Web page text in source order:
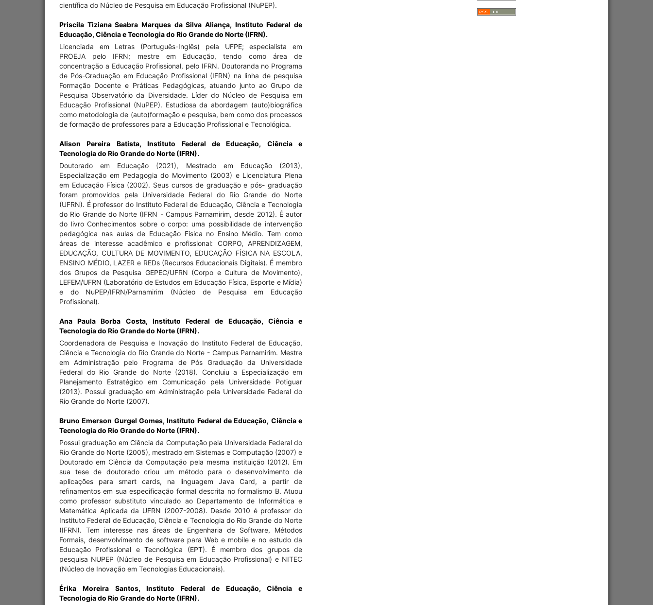
científica do Núcleo de Pesquisa em Educação Profissional (NuPEP).
Priscila Tiziana Seabra Marques da Silva Aliança, Instituto Federal de
Educação, Ciência e Tecnologia do Rio Grande do Norte (IFRN).
Licenciada em Letras (Português-Inglês) pela UFPE; especialista em
PROEJA pelo IFRN; mestre em Educação, tendo como área de
concentração a Educação Profissional, pelo IFRN. Doutoranda no Programa
de Pós-Graduação em Educação Profissional (IFRN) na linha de pesquisa
Formação Docente e Práticas Pedagógicas, atuando junto ao Grupo de
Pesquisa Observatório da Diversidade. Líder do Núcleo de Pesquisa em
Educação Profissional (NuPEP). Estudiosa da abordagem (auto)biográfica
como metodologia de (auto)formação e pesquisa, bem como dos processos
de formação de professores para a Educação Profissional e Tecnológica.
Alison Pereira Batista,Instituto Federal de Educação, Ciência e
Tecnologia do Rio Grande do Norte (IFRN).
Doutorado em Educação (2021), Mestrado em Educação (2013),
Especialização em Pedagogia do Movimento (2003) e Licenciatura Plena
em Educação Física (2002). Seus cursos de graduação e pós- graduação
foram promovidos pela Universidade Federal do Rio Grande do Norte
(UFRN). É professor do Instituto Federal de Educação, Ciência e Tecnologia
do Rio Grande do Norte (IFRN - Campus Parnamirim, desde 2012). É autor
do livro Conhecimentos sobre o corpo: uma possibilidade de intervenção
pedagógica nas aulas de Educação Física no Ensino Médio. Tem como
áreas de interesse acadêmico e profissional: CORPO, APRENDIZAGEM,
EDUCAÇÃO, CULTURA DE MOVIMENTO, EDUCAÇÃO FÍSICA NA ESCOLA,
ENSINO MÉDIO, LAZER e REDs (Recursos Educacionais Digitais). É membro
dos Grupos de Pesquisa GEPEC/UFRN (Corpo e Cultura de Movimento),
LEFEM/UFRN (Laboratório de Estudos em Educação Física, Esporte e Mídia)
e do NuPEP/IFRN/Parnamirim (Núcleo de Pesquisa em Educação
Profissional).
Ana Paula Borba Costa, Instituto Federal de Educação, Ciência e
Tecnologia do Rio Grande do Norte (IFRN).
Coordenadora de Pesquisa e Inovação do Instituto Federal de Educação,
Ciência e Tecnologia do Rio Grande do Norte - Campus Parnamirim. Mestre
em Administração pelo Programa de Pós Graduação da Universidade
Federal do Rio Grande do Norte (2018). Concluiu a Especialização em
Planejamento Estratégico em Comunicação pela Universidade Potiguar
(2013). Possui graduação em Administração pela Universidade Federal do
Rio Grande do Norte (2007).
Bruno Emerson Gurgel Gomes,Instituto Federal de Educação, Ciência e
Tecnologia do Rio Grande do Norte (IFRN).
Possui graduação em Ciência da Computação pela Universidade Federal do
Rio Grande do Norte (2005), mestrado em Sistemas e Computação (2007) e
Doutorado em Ciência da Computação pela mesma instituição (2012). Em
sua tese de doutorado criou um método para o desenvolvimento de
aplicações para smart cards, na linguagem Java Card, a partir de
refinamentos em sua especificação formal descrita no formalismo B. Atuou
como professor substituto vinculado ao Departamento de Informática e
Matemática Aplicada da UFRN (2007-2008). Desde 2010 é professor do
Instituto Federal de Educação, Ciência e Tecnologia do Rio Grande do Norte
(IFRN). Tem interesse nas áreas de Engenharia de Software, Métodos
Formais, desenvolvimento de software para Web e mobile e no estudo da
Educação Profissional e Tecnológica (EPT). É membro dos grupos de
pesquisa NUPEP (Núcleo de Pesquisa em Educação Profissional) e NITEC
(Núcleo de Inovação em Tecnologias Educacionais).
Érika Moreira Santos,Instituto Federal de Educação, Ciência e
Tecnologia do Rio Grande do Norte (IFRN).